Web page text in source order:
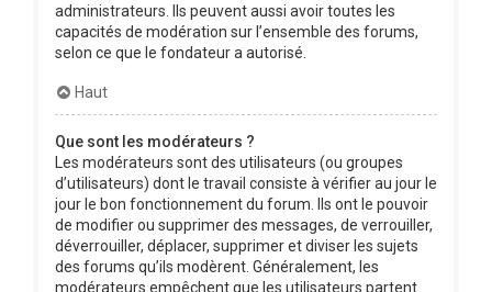
administrateurs. Ils peuvent aussi avoir toutes les
capacités de modération sur l’ensemble des forums,
selon ce que le fondateur a autorisé.
Haut
Que sont les modérateurs ?
Les modérateurs sont des utilisateurs (ou groupes
d’utilisateurs) dont le travail consiste à vérifier au jour le
jour le bon fonctionnement du forum. Ils ont le pouvoir
de modifier ou supprimer des messages, de verrouiller,
déverrouiller, déplacer, supprimer et diviser les sujets
des forums qu’ils modèrent. Généralement, les
modérateurs empêchent que les utilisateurs partent